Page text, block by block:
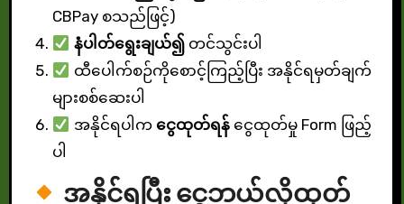
CBPay စသည်ဖြင့်)
နံပါတ်ရွေးချယ်၍တင်သွင်းပါ
ထီပေါက်စဉ်ကိုစောင့်ကြည့်ပြီး အနိုင်ရမှတ်ချက်
များစစ်ဆေးပါ
အနိုင်ရပါက ငွေထုတ်ရန်ငွေထုတ်မှု Form ဖြည့်
ပါ
အနိုင်ရပြီး ငွေဘယ်လိုထုတ်